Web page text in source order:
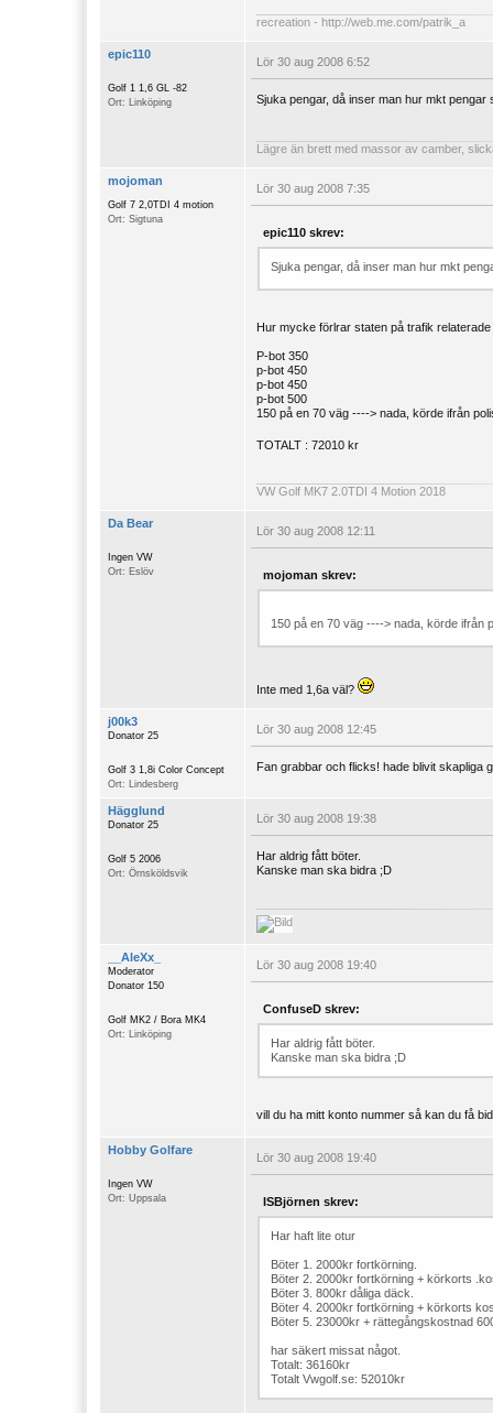
recreation - http://web.me.com/patrik_a
epic110
Golf 1 1,6 GL -82
Ort: Linköping
Lör 30 aug 2008 6:52
Sjuka pengar, då inser man hur mkt
Lägre än brett med massor av camber,
mojoman
Golf 7 2,0TDI 4 motion
Ort: Sigtuna
Lör 30 aug 2008 7:35
epic110 skrev:
Sjuka pengar, då inser man hur mkt
Hur mycke förlrar staten på trafik
P-bot 350
p-bot 450
p-bot 450
p-bot 500
150 på en 70 väg ----> nada, körde ifrån
TOTALT : 72010 kr
VW Golf MK7 2.0TDI 4 Motion 2018
Da Bear
Ingen VW
Ort: Eslöv
Lör 30 aug 2008 12:11
mojoman skrev:
150 på en 70 väg ----> nada, körde ifrån
Inte med 1,6a väl?
j00k3
Donator 25
Golf 3 1,8i Color Concept
Ort: Lindesberg
Lör 30 aug 2008 12:45
Fan grabbar och flicks! hade blivit skapliga
Hägglund
Donator 25
Golf 5 2006
Ort: Örnsköldsvik
Lör 30 aug 2008 19:38
Har aldrig fått böter.
Kanske man ska bidra ;D
__AleXx_
Moderator
Donator 150
Golf MK2 / Bora MK4
Ort: Linköping
Lör 30 aug 2008 19:40
ConfuseD skrev:
Har aldrig fått böter.
Kanske man ska bidra ;D
vill du ha mitt konto nummer så kan du få
Hobby Golfare
Ingen VW
Ort: Uppsala
Lör 30 aug 2008 19:40
ISBjörnen skrev:
Har haft lite otur
Böter 1. 2000kr fortkörning.
Böter 2. 2000kr fortkörning + körkorts
Böter 3. 800kr dåliga däck.
Böter 4. 2000kr fortkörning + körkorts
Böter 5. 23000kr + rättegångskostnad
har säkert missat något.
Totalt: 36160kr
Totalt Vwgolf.se: 52010kr